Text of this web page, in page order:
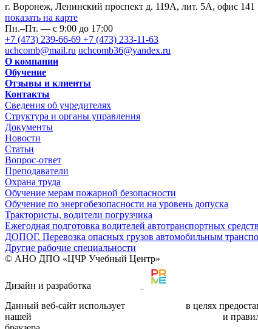
г. Воронеж, Ленинский проспект д. 119А, лит. 5А, офис 141
показать на карте
Пн.–Пт. — с 9:00 до 17:00
+7 (473) 239-66-69 +7 (473) 233-11-63
uchcomb@mail.ru uchcomb36@yandex.ru
О компании
Обучение
Отзывы и клиенты
Контакты
Сведения об учредителях
Структура и органы управления
Документы
Новости
Статьи
Вопрос-ответ
Преподаватели
Охрана труда
Обучение мерам пожарной безопасности
Обучение по энергобезопасности на уровень допуска
Трактористы, водители погрузчика
Ежегодная подготовка водителей автотранспортных средств
ДОПОГ. Перевозка опасных грузов автомобильным
Другие рабочие специальности
© АНО ДПО «ЦЧР Учебный Центр»
Дизайн и разработка
Данный веб-сайт использует
в целях
нашей
и